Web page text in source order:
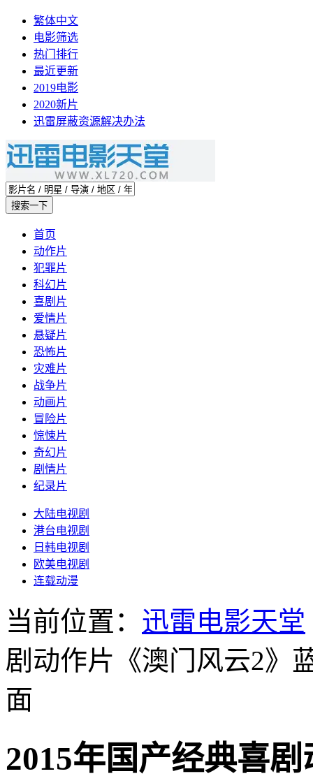
繁体中文
电影筛选
热门排行
最近更新
2019电影
2020新片
迅雷屏蔽资源解决办法
首页
动作片
犯罪片
科幻片
喜剧片
爱情片
悬疑片
恐怖片
灾难片
战争片
动画片
冒险片
惊悚片
奇幻片
剧情片
纪录片
大陆电视剧
港台电视剧
日韩电视剧
欧美电视剧
连载动漫
当前位置： 迅雷电影天堂
剧动作片《澳门风云2》
面
2015年国产经典喜